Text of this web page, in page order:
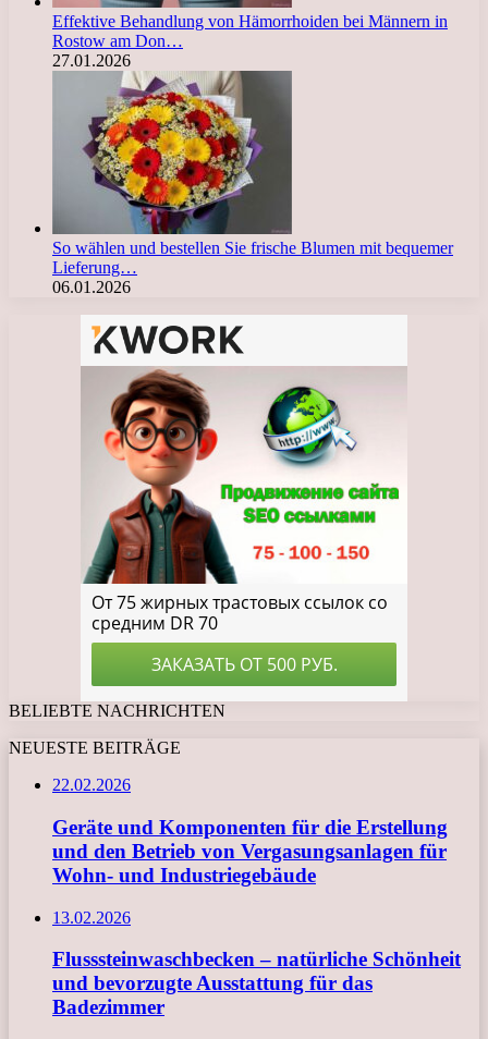
Effektive Behandlung von Hämorrhoiden bei Männern in
Rostow am Don…
27.01.2026
So wählen und bestellen Sie frische Blumen mit bequemer
Lieferung…
06.01.2026
BELIEBTE NACHRICHTEN
NEUESTE BEITRÄGE
22.02.2026
Geräte und Komponenten für die Erstellung
und den Betrieb von Vergasungsanlagen für
Wohn- und Industriegebäude
13.02.2026
Flusssteinwaschbecken – natürliche Schönheit
und bevorzugte Ausstattung für das
Badezimmer